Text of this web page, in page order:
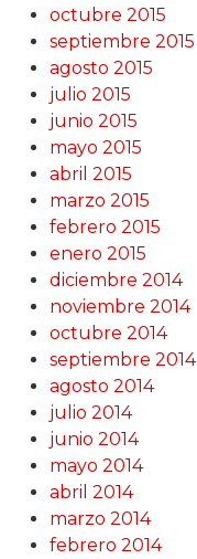
octubre 2015
septiembre 2015
agosto 2015
julio 2015
junio 2015
mayo 2015
abril 2015
marzo 2015
febrero 2015
enero 2015
diciembre 2014
noviembre 2014
octubre 2014
septiembre 2014
agosto 2014
julio 2014
junio 2014
mayo 2014
abril 2014
marzo 2014
febrero 2014